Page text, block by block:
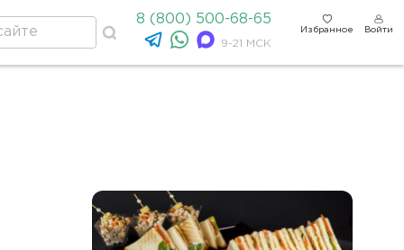
8 (800) 500-68-65
9-21 МСК
Избранное Войти